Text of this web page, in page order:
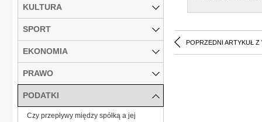
POPRZEDNI ARTYKUŁ Z
KULTURA
SPORT
EKONOMIA
PRAWO
PODATKI
Czy przepływy między spółką a jej